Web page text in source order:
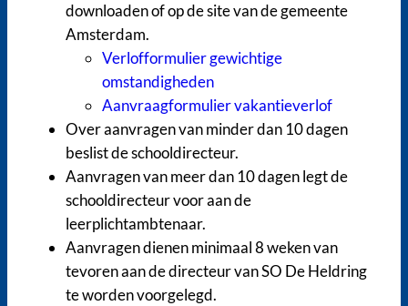
downloaden of op de site van de gemeente
Amsterdam.
Verlofformulier gewichtige
omstandigheden
Aanvraagformulier vakantieverlof
Over aanvragen van minder dan 10 dagen
beslist de schooldirecteur.
Aanvragen van meer dan 10 dagen legt de
schooldirecteur voor aan de
leerplichtambtenaar.
Aanvragen dienen minimaal 8 weken van
tevoren aan de directeur van SO De Heldring
te worden voorgelegd.